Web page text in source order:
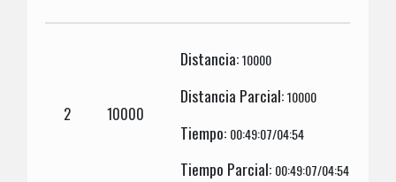
2 10000
Distancia:10000
Distancia Parcial:10000
Tiempo: 00:49:07/04:54
Tiempo Parcial: 00:49:07/04:54